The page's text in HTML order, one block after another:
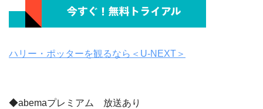
ハリー・ポッターを観るなら＜U-NEXT＞
◆abemaプレミアム 放送あり